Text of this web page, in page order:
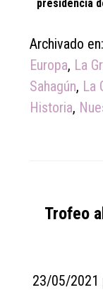
presidencia
Archivado en:
Europa, La
Sahagún, La
Historia,
Trofeo
23/05/2021